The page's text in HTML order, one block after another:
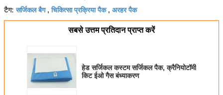
टैग:सर्जिकल बैग,चिकित्सा प्रक्रिया पैक, अरहर पैक
सबसे उत्तम प्रतिदान प्राप्त करें
हेड सर्जिकल कस्टम सर्जिकल पैक, क्रैनियोटॉमी
किट ईओ गैस बंध्याकरण